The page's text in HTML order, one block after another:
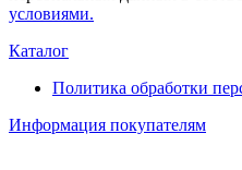
условиями.
Каталог
Политика обработки
Информация покупателям